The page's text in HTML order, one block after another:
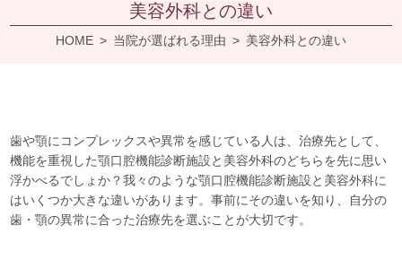
美容外科との違い
HOME 当院が選ばれる理由 美容外科との違い
歯や顎にコンプレックスや異常を感じている人は、治療先として、
機能を重視した顎口腔機能診断施設と美容外科のどちらを先に思い
浮かべるでしょか？我々のような顎口腔機能診断施設と美容外科に
はいくつか大きな違いがあります。事前にその違いを知り、自分の
歯・顎の異常に合った治療先を選ぶことが大切です。